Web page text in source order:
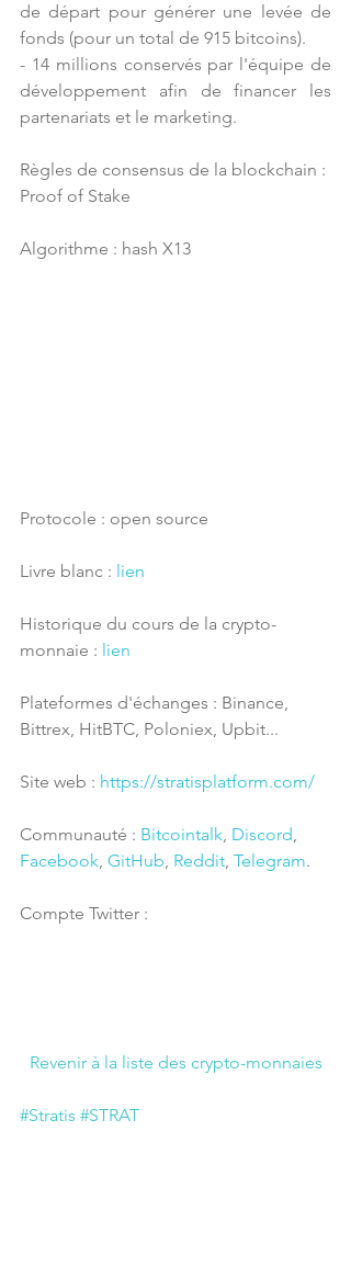
de départ pour générer une levée de
fonds (pour un total de 915 bitcoins).
- 14 millions conservés par l'équipe de
développement afin de financer les
partenariats et le marketing.
Règles de consensus de la blockchain :
Proof of Stake
Algorithme : hash X13
Protocole : open source
Livre blanc : lien
Historique du cours de la crypto-
monnaie : lien
Plateformes d'échanges : Binance,
Bittrex, HitBTC, Poloniex, Upbit...
Site web : https://stratisplatform.com/
Communauté : Bitcointalk, Discord,
Facebook, GitHub, Reddit, Telegram.
Compte Twitter :
Revenir à la liste des crypto-monnaies
#Stratis #STRAT